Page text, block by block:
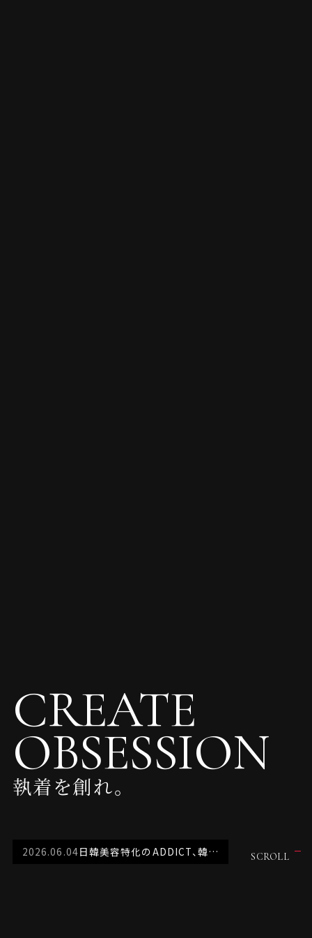
CREATE
OBSESSION
執着を創れ。
2026.06.04 日韓美容特化のADDICT、韓国・釜山のグローバル総合企業「Peakグループ」と業務提携を締結 SCROLL